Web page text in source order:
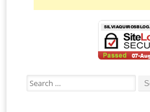
Search for: